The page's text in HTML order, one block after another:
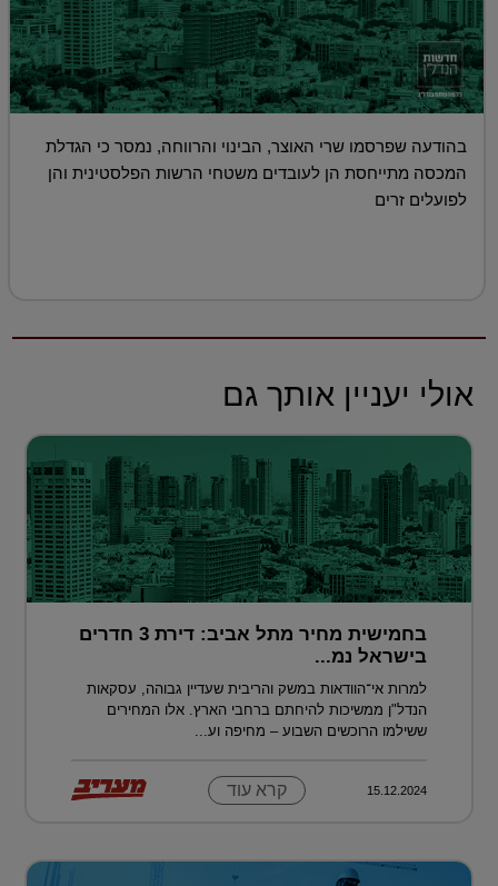
בהודעה שפרסמו שרי האוצר, הבינוי והרווחה, נמסר כי הגדלת
המכסה מתייחסת הן לעובדים משטחי הרשות הפלסטינית והן
לפועלים זרים
אולי יעניין אותך גם
בחמישית מחיר מתל אביב: דירת 3 חדרים
בישראל נמ...
למרות אי־הוודאות במשק והריבית שעדיין גבוהה, עסקאות
הנדל"ן ממשיכות להיחתם ברחבי הארץ. אלו המחירים
ששילמו הרוכשים השבוע – מחיפה וע...
15.12.2024 קרא עוד